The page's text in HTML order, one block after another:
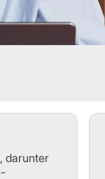
darunter